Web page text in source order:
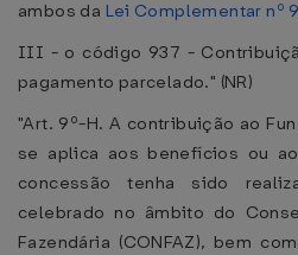
ambos da Lei Complementar nº
III - o código 937 -
pagamento parcelado." (NR)
"Art. 9º-H. A contribuição ao
se aplica aos benefícios ou
concessão tenha sido
celebrado no âmbito do
Fazendária (CONFAZ), bem